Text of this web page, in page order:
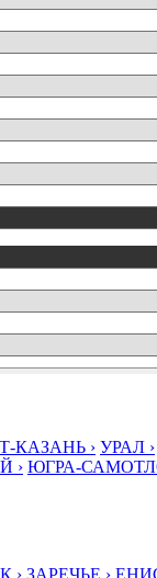
КАЗАНЬ › УРАЛ ›
› ЮГРА-